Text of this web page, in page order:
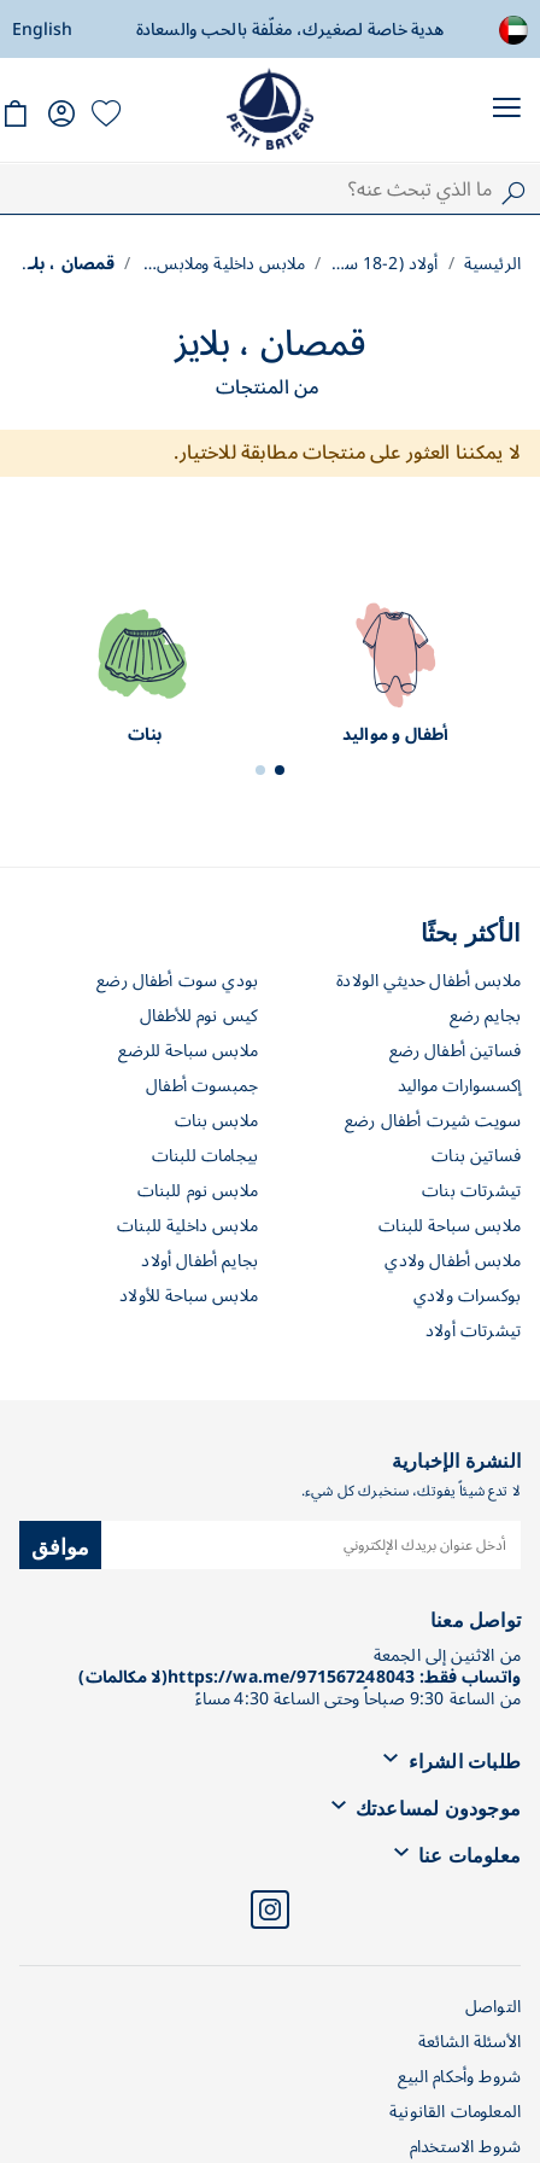
هدية خاصة لصغيرك، مغلّفة بالحب والسعادة توصيل مجاني
English
الرئيسية أولاد (2-18 سنة) ملابس داخلية وملابس نوم قمصان ، بلايز
قمصان ، بلايز
من المنتجات
لا يمكننا العثور على منتجات مطابقة للاختيار.
أطفال و مواليد بنات
الأكثر بحثًا
ملابس أطفال حديثي الولادة
بودي سوت أطفال رضع
بجايم رضع
كيس نوم للأطفال
فساتين أطفال رضع
ملابس سباحة للرضع
إكسسوارات مواليد
جمبسوت أطفال
سويت شيرت أطفال رضع
ملابس بنات
فساتين بنات
بيجامات للبنات
تيشرتات بنات
ملابس نوم للبنات
ملابس سباحة للبنات
ملابس داخلية للبنات
ملابس أطفال ولادي
بجايم أطفال أولاد
بوكسرات ولادي
ملابس سباحة للأولاد
تيشرتات أولاد
النشرة الإخبارية
لا تدع شيئاً يفوتك، سنخبرك كل شيء.
موافق
تواصل معنا
من الاثنين إلى الجمعة
واتساب فقط: https://wa.me/971567248043(لا مكالمات)
من الساعة 9:30 صباحاً وحتى الساعة 4:30 مساءً
طلبات الشراء
موجودون لمساعدتك
معلومات عنا
التواصل
الأسئلة الشائعة
شروط وأحكام البيع
المعلومات القانونية
شروط الاستخدام